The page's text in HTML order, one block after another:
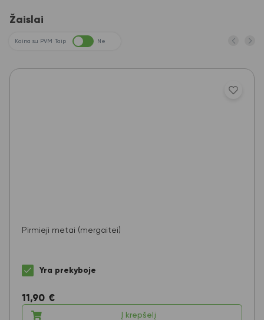
Žaislai
Kaina su PVM Taip Ne
Pirmieji metai (mergaitei)
Yra prekyboje
11,90 €
Į krepšelį